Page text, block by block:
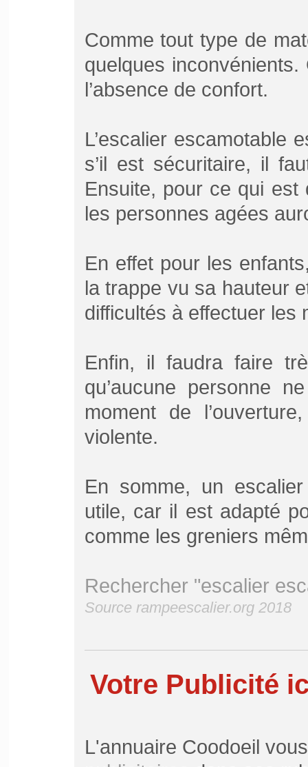
Comme tout type de
quelques
l’absence de confort.
L’escalier escamotable
s’il est sécuritaire, il
Ensuite, pour ce qui
les personnes agées
En effet pour les
la trappe vu sa hauteur
difficultés à effectuer les
Enfin, il faudra faire
qu’aucune personne
moment de
violente.
En somme, un
utile, car il est adapté
comme les greniers
Rechercher "escalier
Source rampeescalier.org 2018
Votre Publicité
L'annuaire Coodoeil